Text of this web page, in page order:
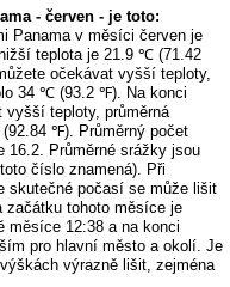
- červen - je toto:
Panama v měsíci červen je
teplota je 21.9 ℃ (71.42
očekávat vyšší teploty,
34 ℃ (93.2 ℉). Na konci
vyšší teploty, průměrná
℉). Průměrný počet
16.2. Průměrné srážky jsou
číslo znamená). Při
skutečné počasí se může lišit
začátku tohoto měsíce je
měsíce 12:38 a na konci
pro hlavní město a okolí. Je
výrazně lišit, zejména